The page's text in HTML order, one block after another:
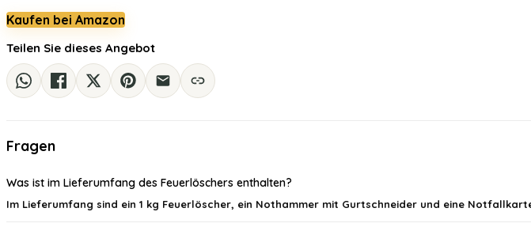
Kaufen bei Amazon
Teilen Sie dieses Angebot
Fragen
Was ist im Lieferumfang des Feuerlöschers enthalten?
Im Lieferumfang sind ein 1 kg Feuerlöscher, ein Nothammer mit Gurtschneider und eine